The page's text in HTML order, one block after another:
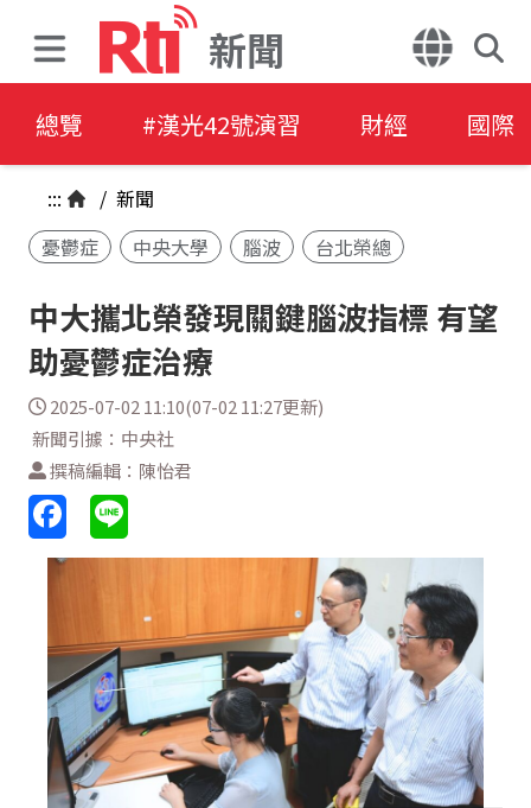
新聞
總覽 #漢光42號演習 財經 國際
::: / 新聞
憂鬱症
中央大學 腦波 台北榮總
中大攜北榮發現關鍵腦波指標 有望
助憂鬱症治療
2025-07-02 11:10(07-02 11:27更新)
新聞引據：中央社
撰稿編輯：陳怡君